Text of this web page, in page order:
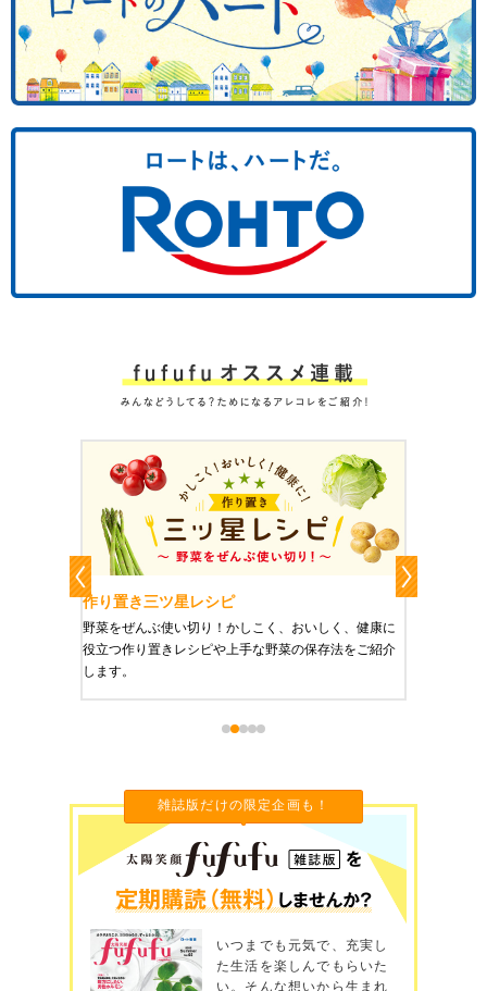
作り置きおかずレシピ
栄養豊富で美と健康にうれしい「作り置きおかず」を
ご紹介します。
雑誌版だけの限定企画も！
いつまでも元気で、充実し
た生活を楽しんでもらいた
い。そんな想いから生まれ